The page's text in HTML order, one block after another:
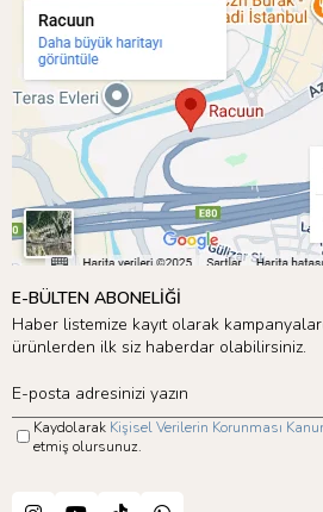
E-BÜLTEN ABONELİĞİ
Haber listemize kayıt olarak
ürünlerden ilk siz haberdar olabilirsiniz.
Kaydolarak Kişisel Verilerin Korunması
etmiş olursunuz.